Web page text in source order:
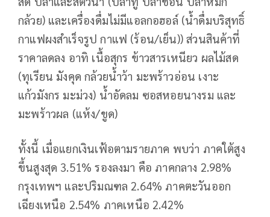
กล้วย) และเครื่องดื่มไม่มีแอลกอฮอล์ (น้ำดื่มบริสุทธิ์
กาแฟผงสำเร็จรูป กาแฟ (ร้อน/เย็น)) ส่วนสินค้าที่
ราคาลดลง อาทิ เนื้อสุกร ข้าวสารเหนียว ผลไม้สด
(ทุเรียน มังคุด กล้วยน้ำว้า มะพร้าวอ่อน เงาะ
แก้วมังกร มะม่วง) น้ำอัดลม ซอสหอยนางรม และ
มะพร้าวผล (แห้ง/ขูด)
ทั้งนี้ เมื่อแยกเงินเฟ้อตามรายภาค พบว่า ภาคใต้สูง
ขึ้นสูงสุด 3.51% รองลงมา คือ ภาคกลาง 2.98%
กรุงเทพฯ และปริมณฑล 2.64% ภาคตะวันออก
เฉียงเหนือ 2.54% ภาคเหนือ 2.42%